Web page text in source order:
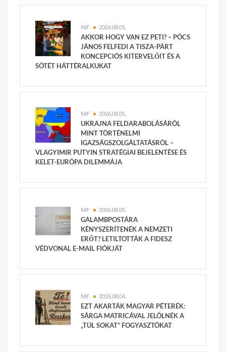
NIF 2026.08.05.
AKKOR HOGY VAN EZ PETI? – PÓCS
JÁNOS FELFEDI A TISZA-PÁRT
KONCEPCIÓS KITERVELŐIT ÉS A
SÖTÉT HÁTTÉRALKUKAT
NIF 2026.08.05.
UKRAJNA FELDARABOLÁSÁRÓL
MINT TÖRTÉNELMI
IGAZSÁGSZOLGÁLTATÁSRÓL –
VLAGYIMIR PUTYIN STRATÉGIAI BEJELENTÉSE ÉS
KELET-EURÓPA DILEMMÁJA
NIF 2026.08.05.
GALAMBPOSTÁRA
KÉNYSZERÍTENÉK A NEMZETI
ERŐT? LETILTOTTÁK A FIDESZ
VÉDVONAL E-MAIL FIÓKJÁT
NIF 2026.08.04.
EZT AKARTÁK MAGYAR PÉTERÉK:
SÁRGA MATRICÁVAL JELÖLNÉK A
„TÚL SOKAT” FOGYASZTÓKAT